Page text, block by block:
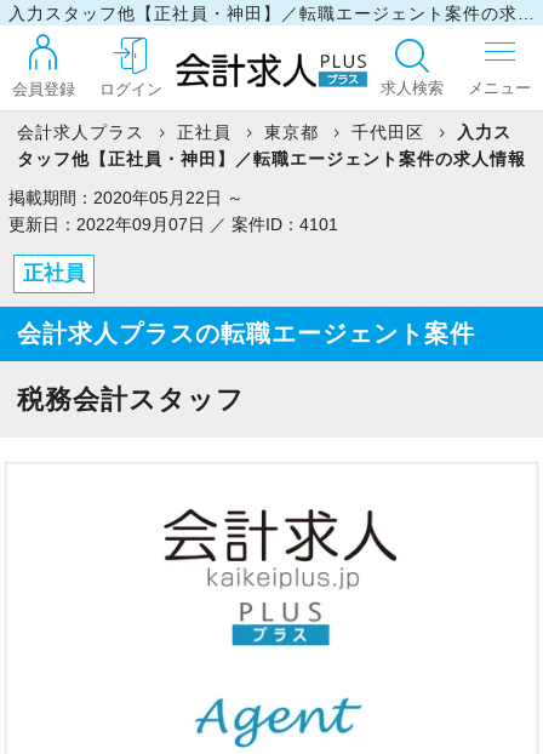
会員登録 ログイン 求人検索
ログイン
今すぐ会員登録
PC版サイトを見る
会計求人プラス 正社員 東京都 千代田区
入力ス
タッフ他【正社員・神田】／転職エージェント案件の求人情報
掲載期間：2020年05月22日 ～
更新日：2022年09月07日 ／ 案件ID：4101
正社員
会計求人プラスの転職エージェント案件
税務会計スタッフ